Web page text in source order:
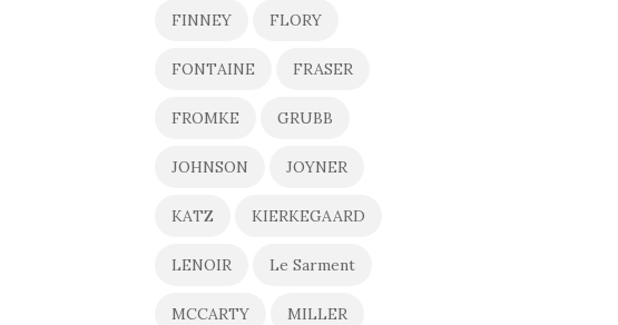
FINNEY FLORY
FONTAINE FRASER
FROMKE GRUBB
JOHNSON JOYNER
KATZ KIERKEGAARD
LENOIR Le Sarment
MCCARTY MILLER